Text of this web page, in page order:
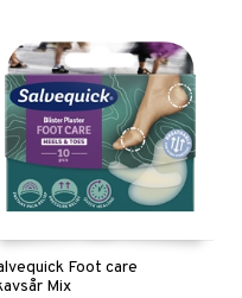
Foot care
Mix